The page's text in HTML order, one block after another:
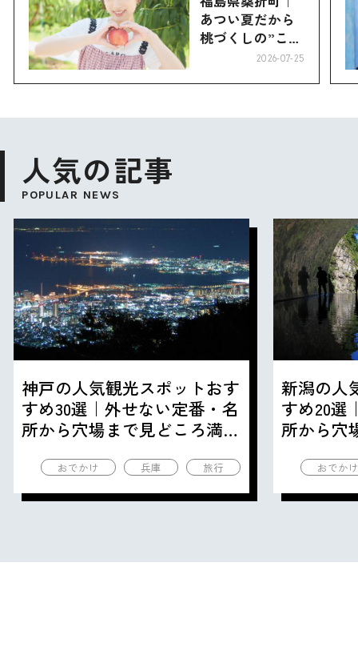
あつい夏だから
桃づくしの”こお
2026-07-25
人気の記事
POPULAR NEWS
神戸の人気観光スポットおす
すめ30選｜外せない定番・名
所から穴場まで見どころ満載
おでかけ 兵庫 旅行
新潟の人
すめ20選
所から穴
おでか